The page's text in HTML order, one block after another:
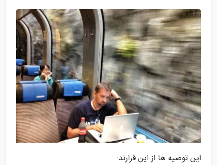
این توصیه ها از این قرارند: